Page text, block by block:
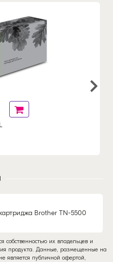
Brother TN-5500
собственностью их владельцев и
продукта. Данные, размещенные на
является публичной офертой,